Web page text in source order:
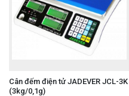
Cân đếm điện tử JADEVER JCL-3K
(3kg/0,1g)